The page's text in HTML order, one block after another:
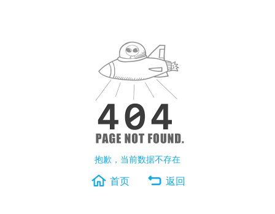
抱歉，当前数据不存在
首页 返回